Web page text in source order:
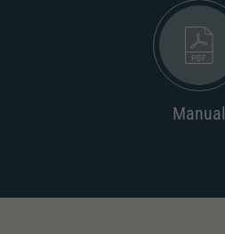
Manual